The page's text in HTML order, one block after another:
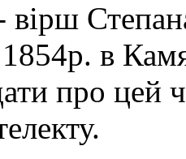
в
про цей